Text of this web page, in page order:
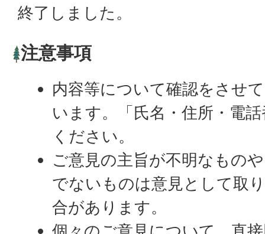
終了しました。
注意事項
内容等について確認をさせ
います。「氏名・住所・電
ください。
ご意見の主旨が不明なもの
でないものは意見として取
合があります。